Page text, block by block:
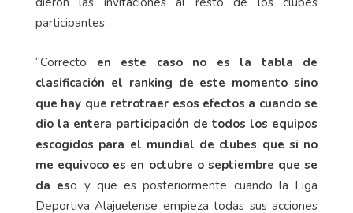
participantes.
“Correcto en este caso no es la tabla de
clasificación el ranking de este momento sino
que hay que retrotraer esos efectos a cuando se
dio la entera participación de todos los equipos
escogidos para el mundial de clubes que si no
me equivoco es en octubre o septiembre que se
da eso y que es posteriormente cuando la Liga
Deportiva Alajuelense empieza todas sus acciones